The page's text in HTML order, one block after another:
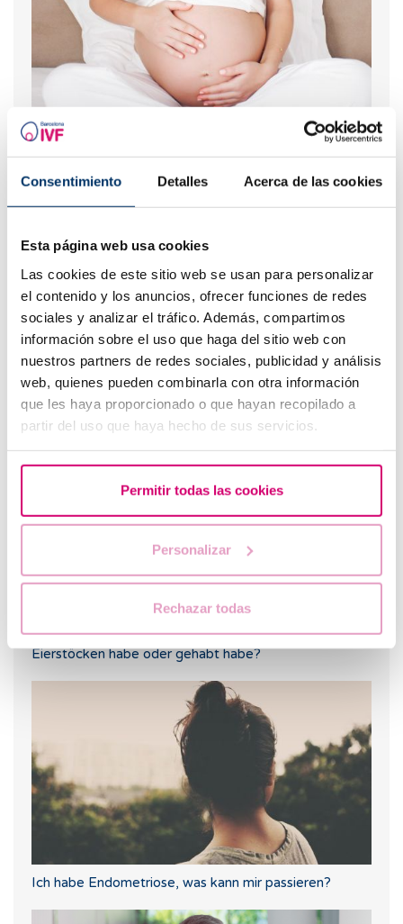
Consentimiento Detalles Acerca de las cookies
Esta página web usa cookies
Las cookies de este sitio web se usan para personalizar
el contenido y los anuncios, ofrecer funciones de redes
sociales y analizar el tráfico. Además, compartimos
información sobre el uso que haga del sitio web con
nuestros partners de redes sociales, publicidad y análisis
web, quienes pueden combinarla con otra información
que les haya proporcionado o que hayan recopilado a
partir del uso que haya hecho de sus servicios.
Permitir todas las cookies
Personalizar
Rechazar todas
Neue Schwangerschaft nach biochemischem
Schwangerschaftsabbruch
Was tun bei einer ausgebliebenen Periode und einem
negativen Schwangerschaftstest?
Kann ich schwanger werden, wenn ich Zysten an den
Eierstöcken habe oder gehabt habe?
Ich habe Endometriose, was kann mir passieren?